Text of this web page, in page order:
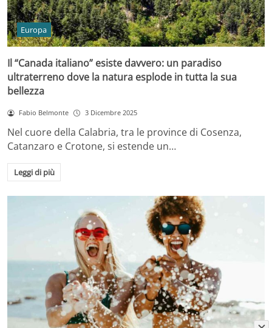
Europa
Il “Canada italiano” esiste davvero: un paradiso
ultraterreno dove la natura esplode in tutta la sua
bellezza
Fabio Belmonte 3 Dicembre 2025
Nel cuore della Calabria, tra le province di Cosenza,
Catanzaro e Crotone, si estende un…
Leggi di più